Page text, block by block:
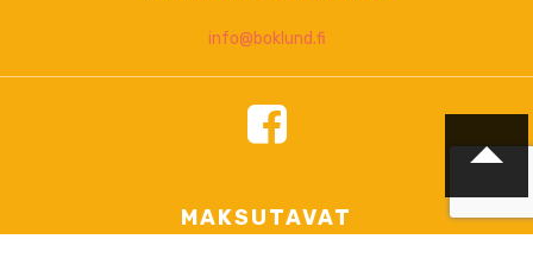
info@boklund.fi
MAKSUTAVAT